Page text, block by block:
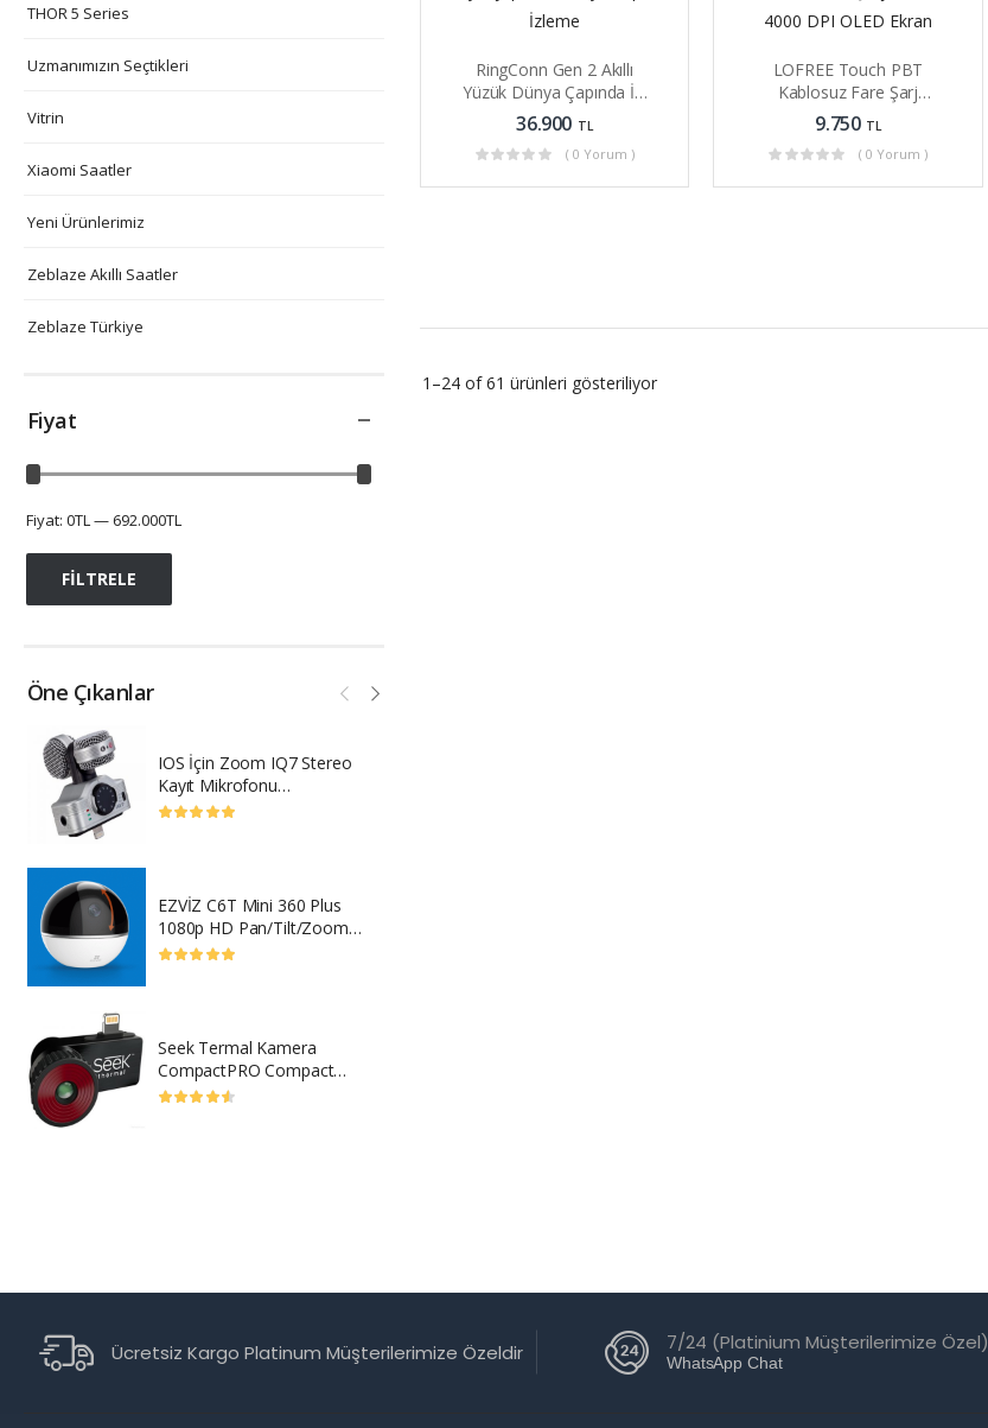
THOR 5 Series
Uzmanımızın Seçtikleri
Vitrin
Xiaomi Saatler
Yeni Ürünlerimiz
Zeblaze Akıllı Saatler
Zeblaze Türkiye
Fiyat
FILTRELE
Fiyat: 0TL— 692.000TL
Öne Çıkanlar
IOS İçin Zoom IQ7 Stereo
Kayıt Mikrofonu
IPhone/iPad/iPod
EZVİZ C6T Mini 360 Plus
1080p HD Pan/Tilt/Zoom
Kamera
Seek Termal Kamera
CompactPRO Compact
CompactXR Türkiye
RingConn Gen 2 Akıllı
Yüzük Dünya Çapında İlk
Uyku Apnesi İzleme
36.900 TL
( 0 Yorum )
LOFREE Touch PBT
Kablosuz Fare Şarj
Edilebilir 4000 DPI OLED
Ekran
9.750 TL
( 0 Yorum )
1–24 of 61 ürünleri gösteriliyor
Ücretsiz Kargo Platinum Müşterilerimize Özeldir 7/24 (Platinium Müşterilerimize Özel)
WhatsApp Chat